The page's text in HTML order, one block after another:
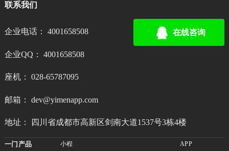
联系我们
企业电话： 4001658508
企业QQ： 4001658508
座机： 028-65787095
邮箱： dev@yimenapp.com
地址： 四川省成都市高新区剑南大道1537号3栋4楼
在线咨询
一门产品
小程
APP